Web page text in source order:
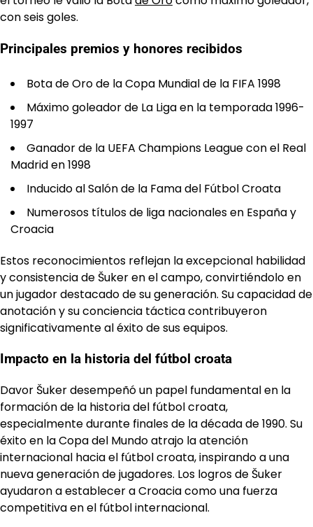
con seis goles.
Principales premios y honores recibidos
Bota de Oro de la Copa Mundial de la FIFA 1998
Máximo goleador de La Liga en la temporada 1996-
1997
Ganador de la UEFA Champions League con el Real
Madrid en 1998
Inducido al Salón de la Fama del Fútbol Croata
Numerosos títulos de liga nacionales en España y
Croacia
Estos reconocimientos reflejan la excepcional habilidad
y consistencia de Šuker en el campo, convirtiéndolo en
un jugador destacado de su generación. Su capacidad de
anotación y su conciencia táctica contribuyeron
significativamente al éxito de sus equipos.
Impacto en la historia del fútbol croata
Davor Šuker desempeñó un papel fundamental en la
formación de la historia del fútbol croata,
especialmente durante finales de la década de 1990. Su
éxito en la Copa del Mundo atrajo la atención
internacional hacia el fútbol croata, inspirando a una
nueva generación de jugadores. Los logros de Šuker
ayudaron a establecer a Croacia como una fuerza
competitiva en el fútbol internacional.